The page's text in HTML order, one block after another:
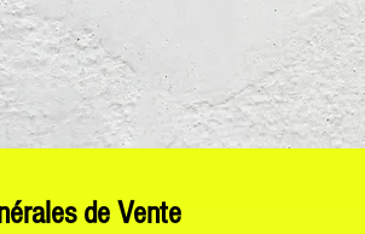
de Vente